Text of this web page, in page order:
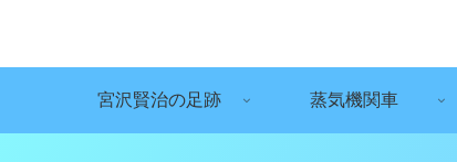
宮沢賢治の足跡 蒸気機関車